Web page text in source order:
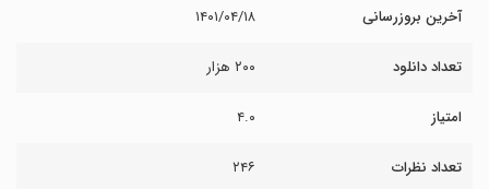
آخرین بروزرسانی ۱۴۰۱/۰۴/۱۸
تعداد دانلود ۲۰۰ هزار
امتیاز ۴.۰
تعداد نظرات ۲۴۶